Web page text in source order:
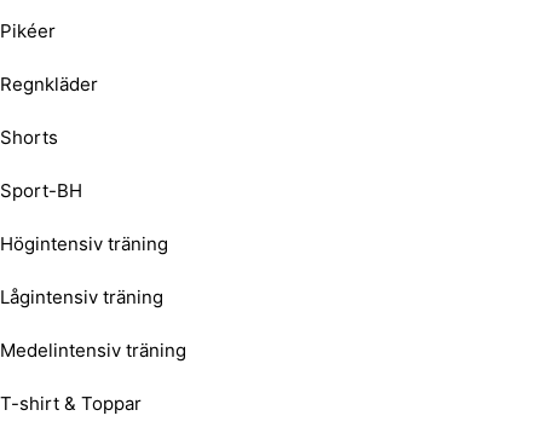
Pikéer
Regnkläder
Shorts
Sport-BH
Högintensiv träning
Lågintensiv träning
Medelintensiv träning
T-shirt & Toppar